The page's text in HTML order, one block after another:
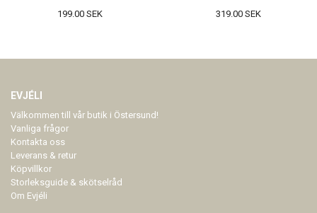
199.00 SEK
319.00 SEK
EVJÉLI
Välkommen till vår butik i Östersund!
Vanliga frågor
Kontakta oss
Leverans & retur
Köpvillkor
Storleksguide & skötselråd
Om Evjéli